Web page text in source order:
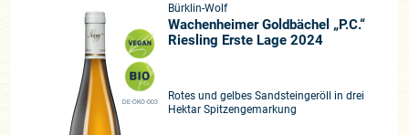
DE-ÖKO-003
Bürklin-Wolf
Wachenheimer Goldbächel „P.C.“
Riesling Erste Lage 2024
Rotes und gelbes Sandsteingeröll in drei
Hektar Spitzengemarkung